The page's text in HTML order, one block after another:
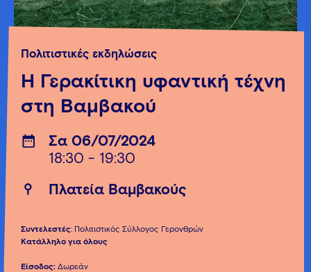
Πολιτιστικές εκδηλώσεις
Η Γερακίτικη υφαντική τέχνη
στη Βαμβακού
Σα 06/07/2024
18:30 - 19:30
Πλατεία Βαμβακούς
Συντελεστές: Πολιτιστικός Σύλλογος Γερονθρών
Κατάλληλο για όλους
Είσοδος: Δωρεάν